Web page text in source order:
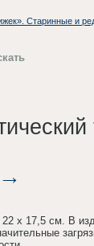
Старинные и
х 17,5 см. В